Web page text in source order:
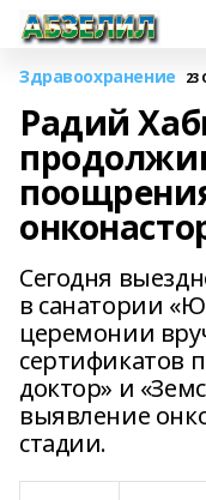
Здравоохранение 23
Радий
Сегодня
в санатории
церемонии
сертификатов
доктор» и
выявление
стадии.